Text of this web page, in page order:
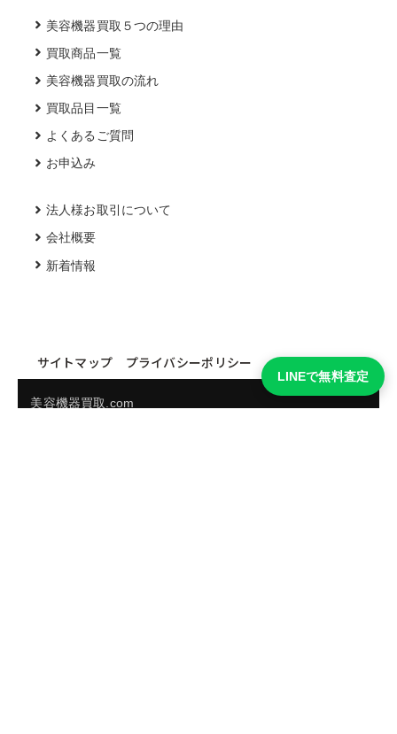
美容機器買取５つの理由
買取商品一覧
美容機器買取の流れ
買取品目一覧
よくあるご質問
お申込み
法人様お取引について
会社概要
新着情報
サイトマップ プライバシーポリシー
美容機器買取.com
LINEで無料査定